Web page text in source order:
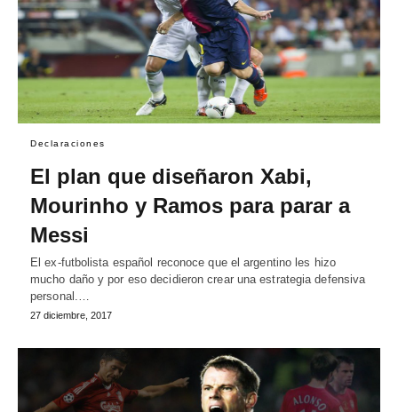
Declaraciones
El plan que diseñaron Xabi,
Mourinho y Ramos para parar a
Messi
El ex-futbolista español reconoce que el argentino les hizo
mucho daño y por eso decidieron crear una estrategia defensiva
personal.…
27 diciembre, 2017